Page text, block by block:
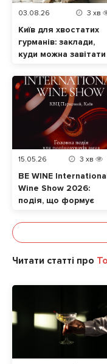
03.08.26 3 хв
Київ для хвостатих
гурманів: заклади,
куди можна завітати
улюбленцем
15.05.26 3 хв
BE WINE
Wine Show 2026:
подія, що формує
культуру в Україні
Читати статті про